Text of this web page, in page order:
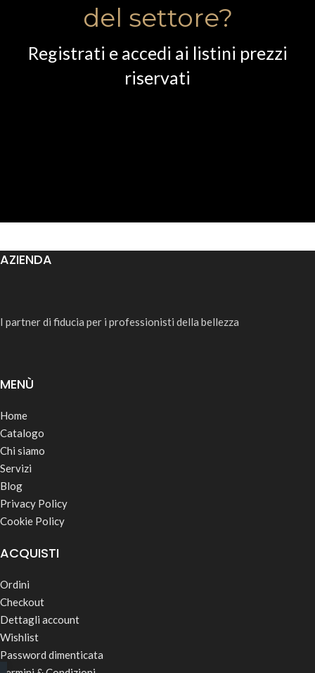
del settore?
Registrati e accedi ai listini prezzi
riservati
AZIENDA
I partner di fiducia per i professionisti della bellezza
MENÙ
Home
Catalogo
Chi siamo
Servizi
Blog
Privacy Policy
Cookie Policy
ACQUISTI
Ordini
Checkout
Dettagli account
Wishlist
Password dimenticata